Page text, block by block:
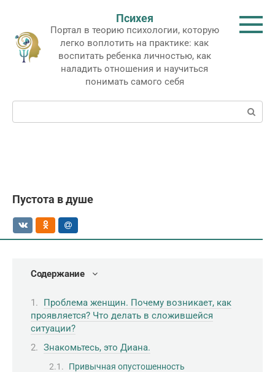
контенту
Психея
Портал в теорию психологии, которую
легко воплотить на практике: как
воспитать ребенка личностью, как
наладить отношения и научиться
понимать самого себя
Поиск:
Пустота в душе
Содержание
Проблема женщин. Почему возникает, как
проявляется? Что делать в сложившейся
ситуации?
Знакомьтесь, это Диана.
Привычная опустошенность